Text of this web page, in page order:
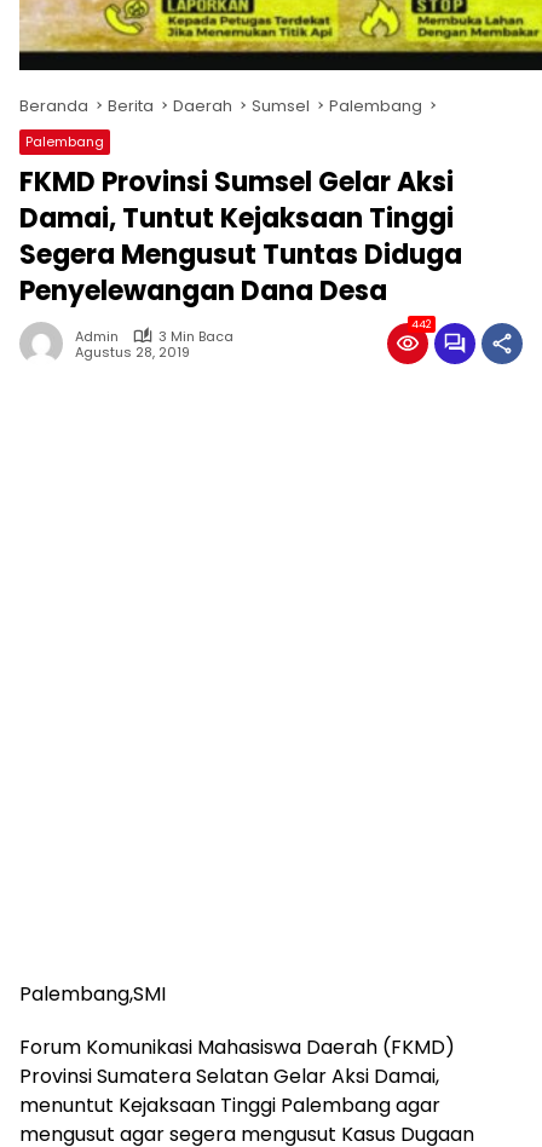
Beranda Berita Daerah Sumsel Palembang
Palembang
FKMD Provinsi Sumsel Gelar Aksi
Damai, Tuntut Kejaksaan Tinggi
Segera Mengusut Tuntas Diduga
Penyelewangan Dana Desa
Admin
3 Min Baca
Agustus 28, 2019
442
Palembang,SMI
Forum Komunikasi Mahasiswa Daerah (FKMD)
Provinsi Sumatera Selatan Gelar Aksi Damai,
menuntut Kejaksaan Tinggi Palembang agar
mengusut agar segera mengusut Kasus Dugaan